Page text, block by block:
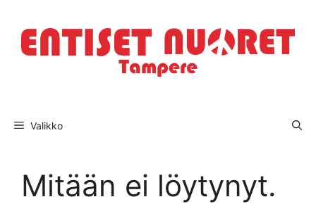
sisältöön
Valikko
Mitään ei löytynyt.